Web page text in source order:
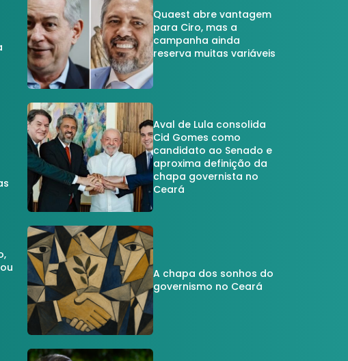
Quaest abre vantagem
para Ciro, mas a
campanha ainda
reserva muitas variáveis
Aval de Lula consolida
Cid Gomes como
candidato ao Senado e
aproxima definição da
chapa governista no
Ceará
A chapa dos sonhos do
governismo no Ceará